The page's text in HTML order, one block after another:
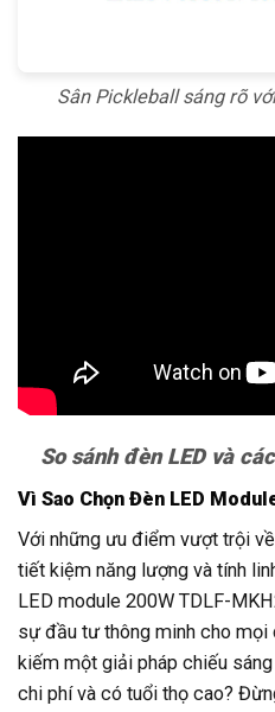
Sân Pickleball sáng rõ
So sánh đèn LED và
Vì Sao Chọn Đèn LED
Với những ưu điểm vượt trội
tiết kiệm năng lượng và tính
LED module 200W TDLF-
sự đầu tư thông minh cho mọi
kiếm một giải pháp chiếu
chi phí và có tuổi thọ cao?